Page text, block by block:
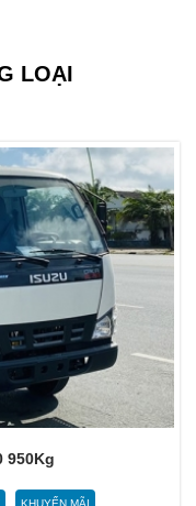
LOẠI
950Kg
KHUYẾN MÃI